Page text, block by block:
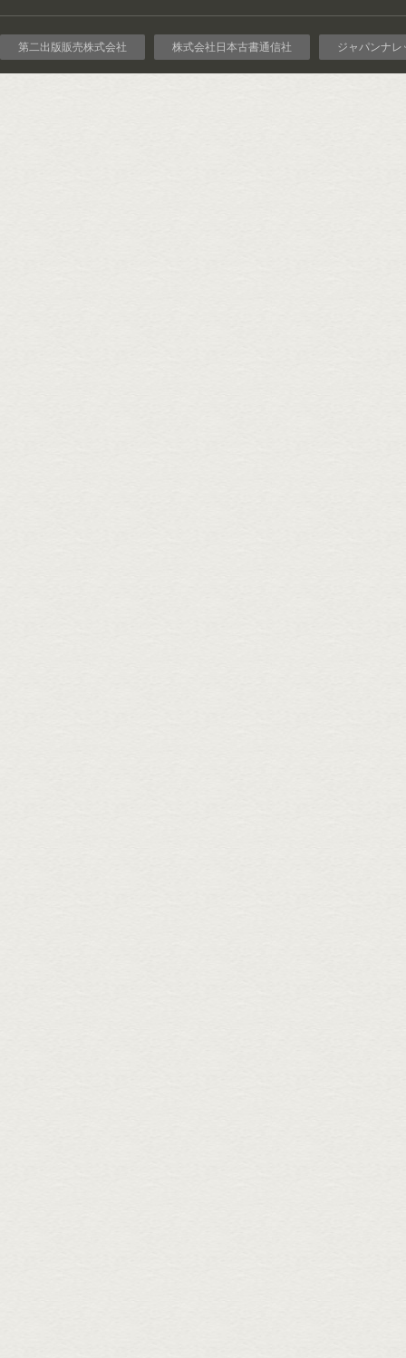
第二出版販売株式会社 株式会社日本古書通信社 ジャパンナレ